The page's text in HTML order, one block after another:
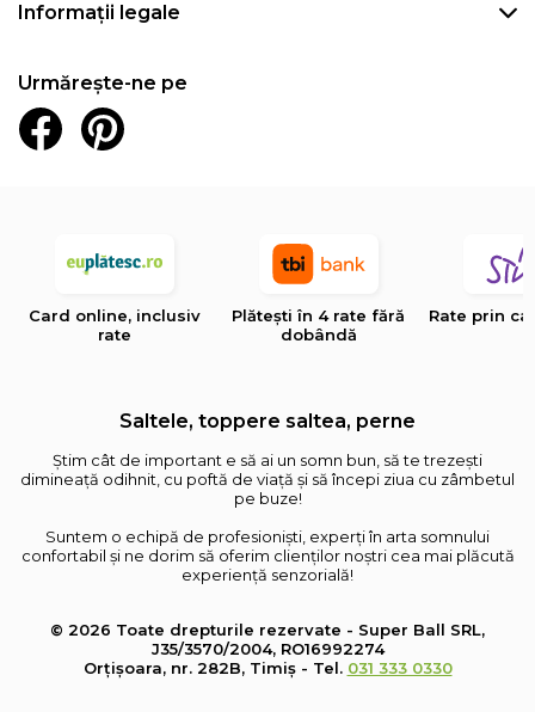
Informații legale
Urmărește-ne pe
Card online, inclusiv
rate
Plătești în 4 rate fără
dobândă
Rate prin
Saltele, toppere saltea, perne
Știm cât de important e să ai un somn bun, să te trezești
dimineață odihnit, cu poftă de viață și să începi ziua cu zâmbetul
pe buze!
Suntem o echipă de profesioniști, experți în arta somnului
confortabil și ne dorim să oferim clienților noștri cea mai plăcută
experiență senzorială!
© 2026 Toate drepturile rezervate - Super Ball SRL,
J35/3570/2004, RO16992274
Orțișoara, nr. 282B, Timiș - Tel. 031 333 0330